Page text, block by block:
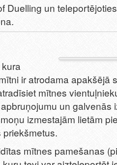
Duelling un
ir atrodama apakšējā
mītnes
un galvenās
izmestajām lietām
mītnes pamešanas